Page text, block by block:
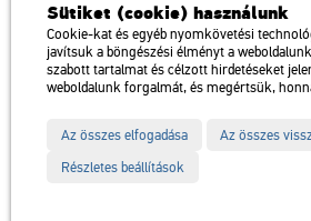
a Magyar Művészeti Akadémia intézménye
1146 Budapest, Dózsa György út 37.
Megközelíthető: Millenniumi Földalatti Vasút –
Trolibusz: 75, 79 / Autóbusz: 20, 30, 105
Impresszum Sitemap Adatvédelem
Sütiket (cookie) használunk
Cookie-kat és egyéb nyomkövetési
javítsuk a böngészési élményt a
szabott tartalmat és célzott hirdetéseket
weboldalunk forgalmát, és megértsük,
Az összes elfogadása
Az összes
Részletes beállítások